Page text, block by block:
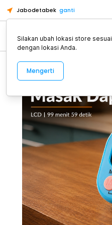
Jabodetabek ganti
Alat Kopi
Silakan ubah lokasi store sesuai
dengan lokasi Anda.
Mengerti